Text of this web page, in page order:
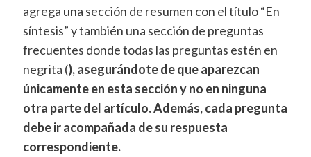
agrega una sección de resumen con el título “En
síntesis” y también una sección de preguntas
frecuentes donde todas las preguntas estén en
negrita (), asegurándote de que aparezcan
únicamente en esta sección y no en ninguna
otra parte del artículo. Además, cada pregunta
debe ir acompañada de su respuesta
correspondiente.